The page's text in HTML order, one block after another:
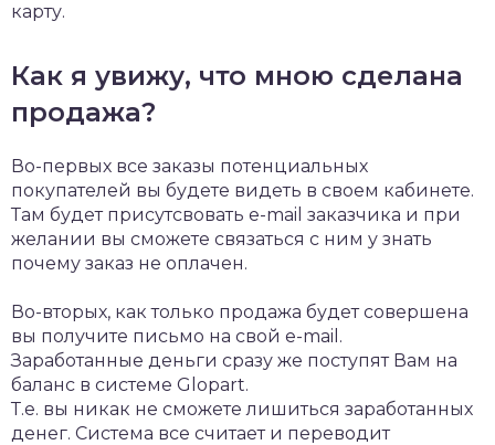
карту.
Как я увижу, что мною сделана
продажа?
Во-первых все заказы потенциальных
покупателей вы будете видеть в своем кабинете.
Там будет присутсвовать e-mail заказчика и при
желании вы сможете связаться с ним у знать
почему заказ не оплачен.
Во-вторых, как только продажа будет совершена
вы получите письмо на свой e-mail.
Заработанные деньги сразу же поступят Вам на
баланс в системе Glopart.
Т.е. вы никак не сможете лишиться заработанных
денег. Система все считает и переводит